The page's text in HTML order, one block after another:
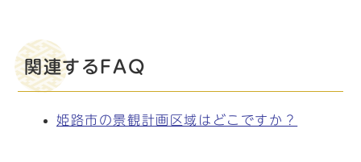
関連するFAQ
姫路市の景観計画区域はどこですか？